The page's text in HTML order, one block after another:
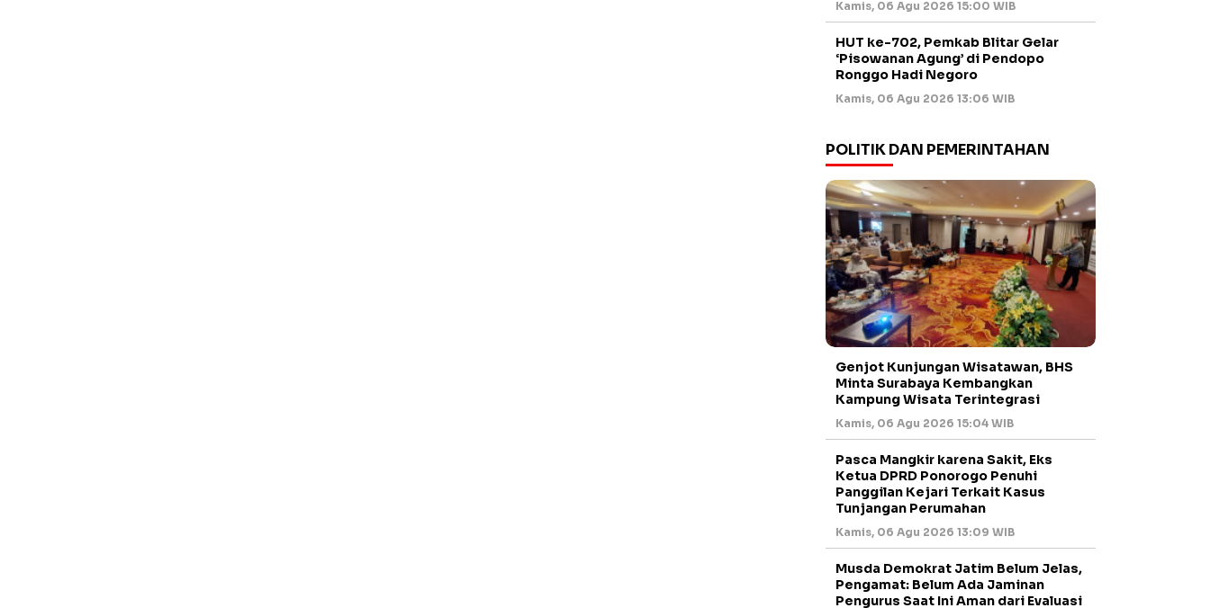
Kamis, 06 Agu 2026 15:00 WIB
HUT ke-702, Pemkab Blitar Gelar
‘Pisowanan Agung’ di Pendopo
Ronggo Hadi Negoro
Kamis, 06 Agu 2026 13:06 WIB
POLITIK DAN PEMERINTAHAN
Genjot Kunjungan Wisatawan, BHS
Minta Surabaya Kembangkan
Kampung Wisata Terintegrasi
Kamis, 06 Agu 2026 15:04 WIB
Pasca Mangkir karena Sakit, Eks
Ketua DPRD Ponorogo Penuhi
Panggilan Kejari Terkait Kasus
Tunjangan Perumahan
Kamis, 06 Agu 2026 13:09 WIB
Musda Demokrat Jatim Belum Jelas,
Pengamat: Belum Ada Jaminan
Pengurus Saat Ini Aman dari Evaluasi